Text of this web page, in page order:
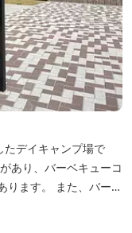
デイキャンプ場で
あり、バーベキューコ
ります。 また、バーベ
ます！ 皆さん、ぜひ